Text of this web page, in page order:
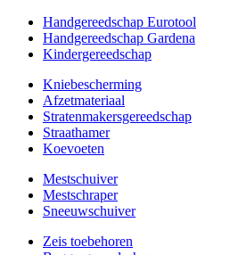
Handgereedschap Eurotool
Handgereedschap Gardena
Kindergereedschap
Kniebescherming
Afzetmateriaal
Stratenmakersgereedschap
Straathamer
Koevoeten
Mestschuiver
Mestschraper
Sneeuwschuiver
Zeis toebehoren